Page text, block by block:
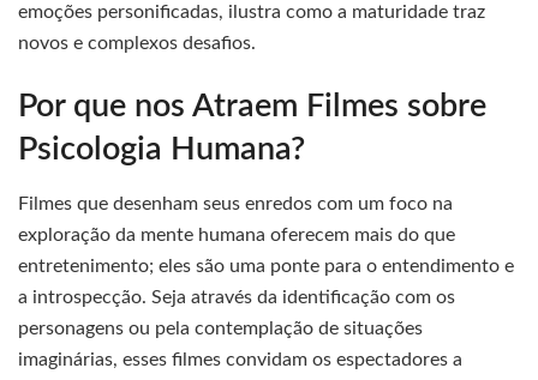
emoções personificadas, ilustra como a maturidade traz
novos e complexos desafios.
Por que nos Atraem Filmes sobre
Psicologia Humana?
Filmes que desenham seus enredos com um foco na
exploração da mente humana oferecem mais do que
entretenimento; eles são uma ponte para o entendimento e
a introspecção. Seja através da identificação com os
personagens ou pela contemplação de situações
imaginárias, esses filmes convidam os espectadores a